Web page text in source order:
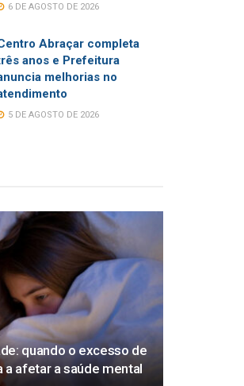
6 DE AGOSTO DE 2026
Abraçar completa
anos e Prefeitura
melhorias no
5 DE AGOSTO DE 2026
quando o excesso de
afetar a saúde mental